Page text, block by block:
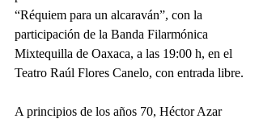
“Réquiem para un alcaraván”, con la
participación de la Banda Filarmónica
Mixtequilla de Oaxaca, a las 19:00 h, en el
Teatro Raúl Flores Canelo, con entrada libre.
A principios de los años 70, Héctor Azar